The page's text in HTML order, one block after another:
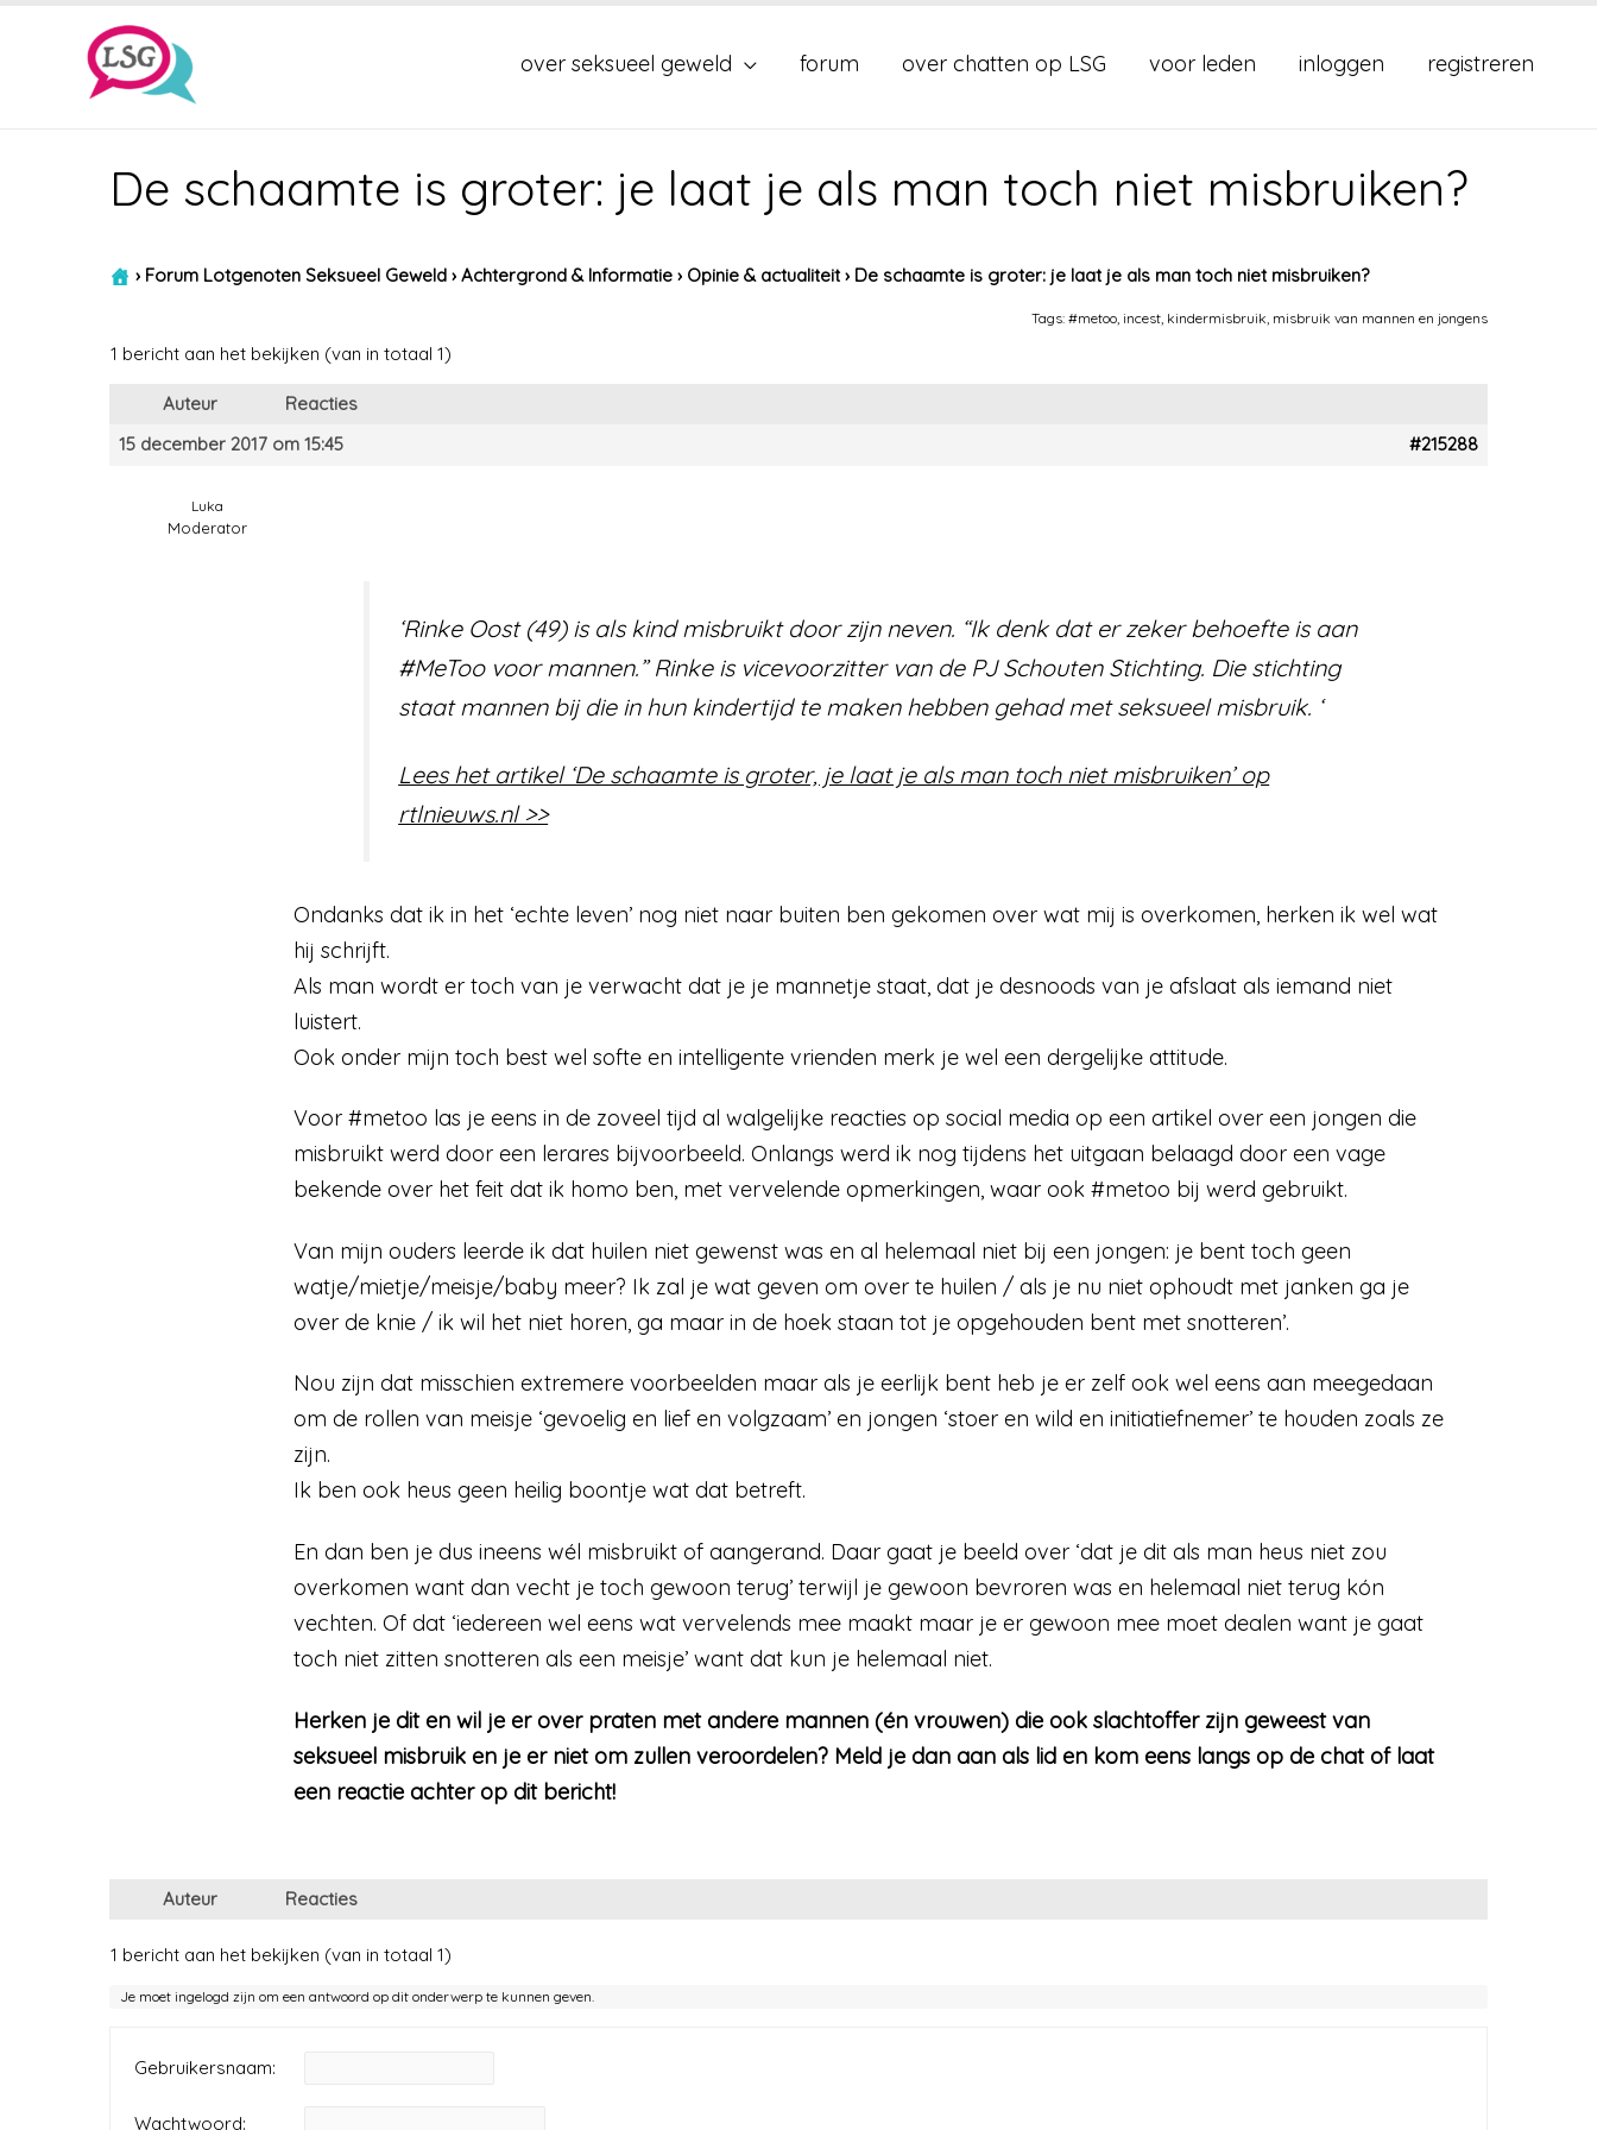
over seksueel geweld forum over chatten op LSG voor leden inloggen registreren
De schaamte is groter: je laat je als man toch niet misbruiken?
› Forum Lotgenoten Seksueel Geweld › Achtergrond & Informatie › Opinie & actualiteit › De schaamte is groter: je laat je als man toch niet misbruiken?
Tags: #metoo, incest, kindermisbruik, misbruik van mannen en jongens
1 bericht aan het bekijken (van in totaal 1)
Auteur
Reacties
15 december 2017 om 15:45
#215288
Luka
Moderator
‘Rinke Oost (49) is als kind misbruikt door zijn neven. “Ik denk dat er zeker behoefte is aan
#MeToo voor mannen.” Rinke is vicevoorzitter van de PJ Schouten Stichting. Die stichting
staat mannen bij die in hun kindertijd te maken hebben gehad met seksueel misbruik. ‘
Lees het artikel ‘De schaamte is groter, je laat je als man toch niet misbruiken’ op
rtlnieuws.nl >>
Ondanks dat ik in het ‘echte leven’ nog niet naar buiten ben gekomen over wat mij is overkomen, herken ik wel wat
hij schrijft.
Als man wordt er toch van je verwacht dat je je mannetje staat, dat je desnoods van je afslaat als iemand niet
luistert.
Ook onder mijn toch best wel softe en intelligente vrienden merk je wel een dergelijke attitude.
Voor #metoo las je eens in de zoveel tijd al walgelijke reacties op social media op een artikel over een jongen die
misbruikt werd door een lerares bijvoorbeeld. Onlangs werd ik nog tijdens het uitgaan belaagd door een vage
bekende over het feit dat ik homo ben, met vervelende opmerkingen, waar ook #metoo bij werd gebruikt.
Van mijn ouders leerde ik dat huilen niet gewenst was en al helemaal niet bij een jongen: je bent toch geen
watje/mietje/meisje/baby meer? Ik zal je wat geven om over te huilen / als je nu niet ophoudt met janken ga je
over de knie / ik wil het niet horen, ga maar in de hoek staan tot je opgehouden bent met snotteren’.
Nou zijn dat misschien extremere voorbeelden maar als je eerlijk bent heb je er zelf ook wel eens aan meegedaan
om de rollen van meisje ‘gevoelig en lief en volgzaam’ en jongen ‘stoer en wild en initiatiefnemer’ te houden zoals ze
zijn.
Ik ben ook heus geen heilig boontje wat dat betreft.
En dan ben je dus ineens wél misbruikt of aangerand. Daar gaat je beeld over ‘dat je dit als man heus niet zou
overkomen want dan vecht je toch gewoon terug’ terwijl je gewoon bevroren was en helemaal niet terug kón
vechten. Of dat ‘iedereen wel eens wat vervelends mee maakt maar je er gewoon mee moet dealen want je gaat
toch niet zitten snotteren als een meisje’ want dat kun je helemaal niet.
Herken je dit en wil je er over praten met andere mannen (én vrouwen) die ook slachtoffer zijn geweest van
seksueel misbruik en je er niet om zullen veroordelen? Meld je dan aan als lid en kom eens langs op de chat of laat
een reactie achter op dit bericht!
Auteur Reacties
1 bericht aan het bekijken (van in totaal 1)
Je moet ingelogd zijn om een antwoord op dit onderwerp te kunnen geven.
Gebruikersnaam:
Wachtwoord: